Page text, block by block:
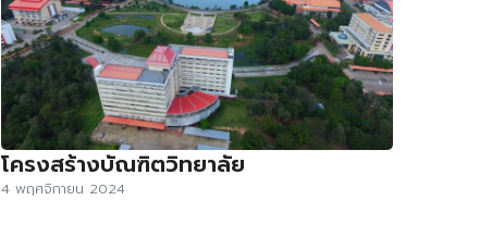
โครงสร้างบัณฑิตวิทยาลัย
4 พฤศจิกายน 2024